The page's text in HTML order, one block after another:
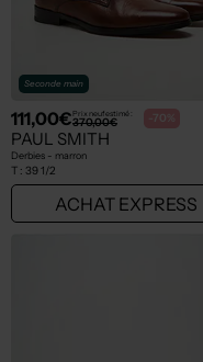
Seconde main
111,00€Prix neuf estimé :
370,00€ -70%
PAUL SMITH
Derbies - marron
T : 39 1/2
ACHAT EXPRESS